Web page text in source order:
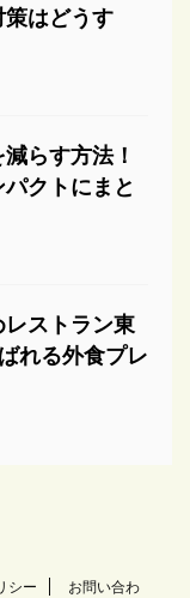
はどうす
らす方法！
クトにまと
ストラン東
れる外食プレ
シー お問い合わ